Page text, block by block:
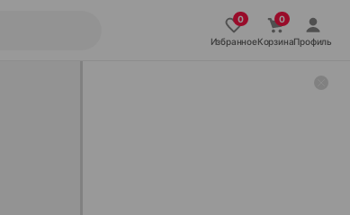
ИзбранноеКорзинаПрофиль